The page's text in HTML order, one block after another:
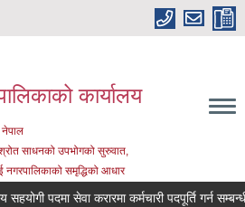
कार्यालय
साधनको उपभोगको सुरुवात,
समृद्धिको आधार
पदमा सेवा करारमा कर्मचारी पदपूर्ति गर्न सम्बन्धी